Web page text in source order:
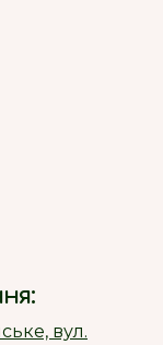
вул.